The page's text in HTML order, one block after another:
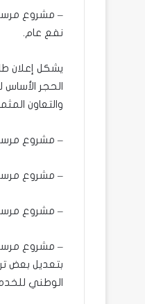
– مشروع
نفع عام.
يشكل إعلان
الحجر
والتعاون
– مشروع
– مشروع
– مشروع
الوطني